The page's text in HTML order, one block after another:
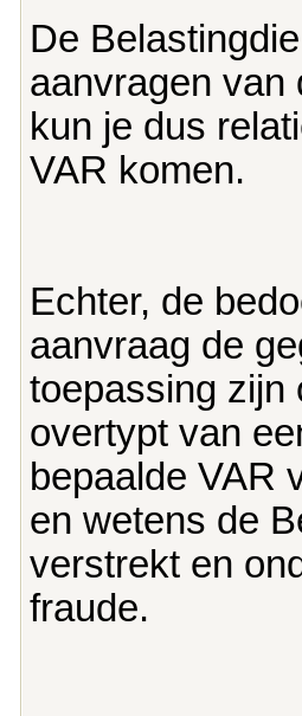
De
aanvragen van
kun je dus
VAR komen.
Echter, de
aanvraag de
toepassing zijn
overtypt van
bepaalde VAR
en wetens de
verstrekt en
fraude.